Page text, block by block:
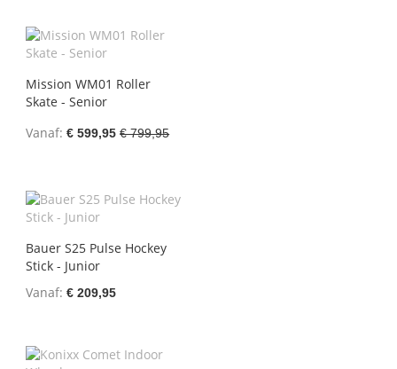
Mission WM01 Roller
Skate - Senior
Vanaf € 599,95 € 799,95
Bauer S25 Pulse Hockey
Stick - Junior
Vanaf € 209,95